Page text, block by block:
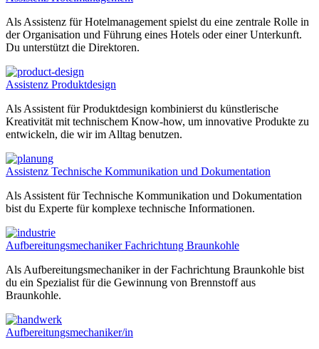
Als Assistenz für Hotelmanagement spielst du eine zentrale Rolle in
der Organisation und Führung eines Hotels oder einer Unterkunft.
Du unterstützt die Direktoren.
Assistenz Produktdesign
Als Assistent für Produktdesign kombinierst du künstlerische
Kreativität mit technischem Know-how, um innovative Produkte zu
entwickeln, die wir im Alltag benutzen.
Assistenz Technische Kommunikation und Dokumentation
Als Assistent für Technische Kommunikation und Dokumentation
bist du Experte für komplexe technische Informationen.
Aufbereitungsmechaniker Fachrichtung Braunkohle
Als Aufbereitungsmechaniker in der Fachrichtung Braunkohle bist
du ein Spezialist für die Gewinnung von Brennstoff aus
Braunkohle.
Aufbereitungsmechaniker/in